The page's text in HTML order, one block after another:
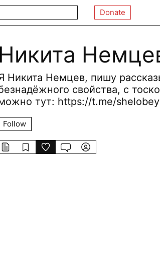
Donate
Никита
Никита Немцев, пишу
свойства, с
тут: https://t.me/shelobey
Follow